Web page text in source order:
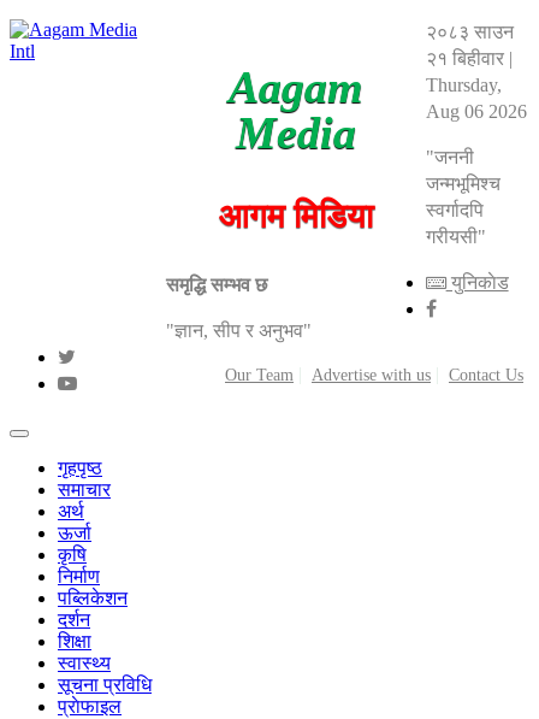
Aagam
Media
आगम मिडिया
समृद्धि सम्भव छ
"ज्ञान, सीप र अनुभव"
Our Team Advertise with us Contact Us
२०८३ साउन
२१ बिहीवार|
Thursday,
Aug 06 2026
"जननी
जन्मभूमिश्च
स्वर्गादपि
गरीयसी"
युनिकाेड
गृहपृष्ठ
समाचार
अर्थ
ऊर्जा
कृषि
निर्माण
पब्लिकेशन
दर्शन
शिक्षा
स्वास्थ्य
सूचना प्रविधि
प्राेफाइल